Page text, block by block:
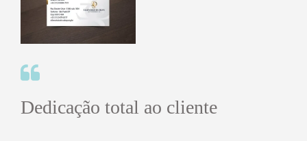
Dedicação total ao cliente